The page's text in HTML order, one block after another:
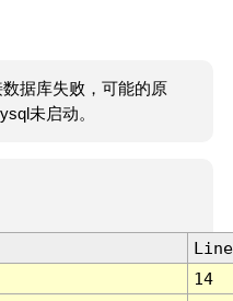
据库失败，可能的原
未启动。
Line
14